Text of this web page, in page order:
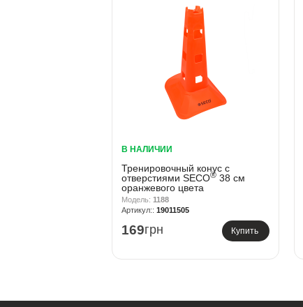
В НАЛИЧИИ
Тренировочный конус с
отверстиями SECO® 38 см
оранжевого цвета
1188
19011505
169грн Купить